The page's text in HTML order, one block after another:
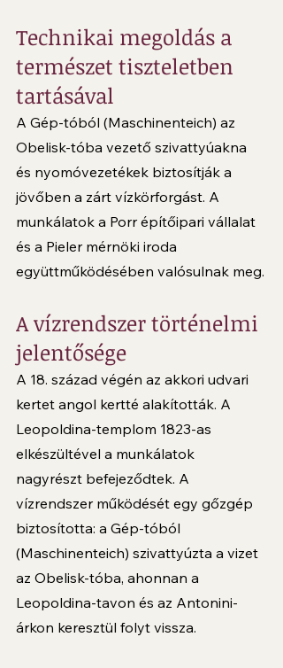
Technikai megoldás a
természet tiszteletben
tartásával
A Gép-tóból (Maschinenteich) az
Obelisk-tóba vezető szivattyúakna
és nyomóvezetékek biztosítják a
jövőben a zárt vízkörforgást. A
munkálatok a Porr építőipari vállalat
és a Pieler mérnöki iroda
együttműködésében valósulnak meg.
A vízrendszer történelmi
jelentősége
A 18. század végén az akkori udvari
kertet angol kertté alakították. A
Leopoldina-templom 1823-as
elkészültével a munkálatok
nagyrészt befejeződtek. A
vízrendszer működését egy gőzgép
biztosította: a Gép-tóból
(Maschinenteich) szivattyúzta a vizet
az Obelisk-tóba, ahonnan a
Leopoldina-tavon és az Antonini-
árkon keresztül folyt vissza.